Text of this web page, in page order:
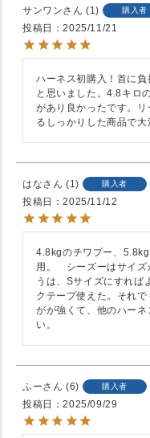
サンワン 1 購入者
投稿日
2025/11/21
ハーネス初購入！首に
と思いました。4.8キロ
があり良かったです。
るしっかりした商品で大
はな 1 購入者
投稿日
2025/11/12
4.8kgのチワプー、
用。　シーズーはサイ
うは、Sサイズにすれば
クテープ使えた。それ
がが強くて、他のハー
い。
ふー 6 購入者
投稿日
2025/09/29